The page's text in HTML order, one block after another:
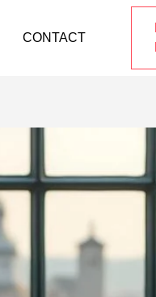
CONTACT